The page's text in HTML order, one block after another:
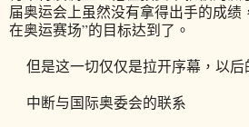
届奥运会上虽然没有拿得出手的成绩
在奥运赛场”的目标达到了。
但是这一切仅仅是拉开序幕，以后
中断与国际奥委会的联系